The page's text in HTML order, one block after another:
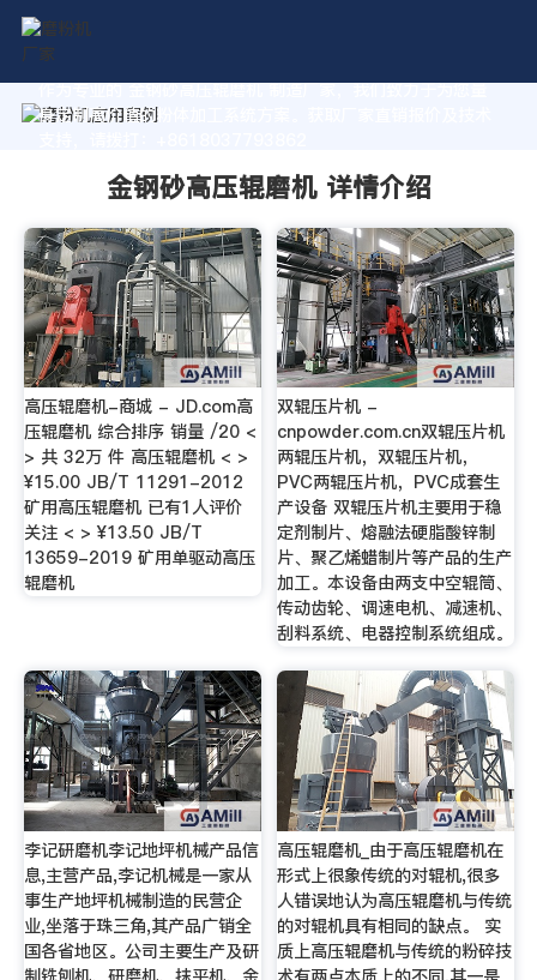
作为专业的 金钢砂高压辊磨机 制造厂家，我们致力于为您量
身定制高价值的粉体加工系统方案。获取厂家直销报价及技术
金钢砂高压辊磨机 详情介绍
高压辊磨机-商城 - JD.com高
压辊磨机 综合排序 销量 /20 <
> 共 32万 件 高压辊磨机 < >
¥15.00 JB/T 11291-2012
矿用高压辊磨机 已有1人评价
关注 < > ¥13.50 JB/T
13659-2019 矿用单驱动高压
辊磨机
双辊压片机 -
cnpowder.com.cn双辊压片机
两辊压片机，双辊压片机，
PVC两辊压片机，PVC成套生
产设备 双辊压片机主要用于稳
定剂制片、熔融法硬脂酸锌制
片、聚乙烯蜡制片等产品的生产
加工。本设备由两支中空辊筒、
传动齿轮、调速电机、减速机、
刮料系统、电器控制系统组成。
李记研磨机李记地坪机械产品信
息,主营产品,李记机械是一家从
事生产地坪机械制造的民营企
业,坐落于珠三角,其产品广销全
国各省地区。公司主要生产及研
高压辊磨机_由于高压辊磨机在
形式上很象传统的对辊机,很多
人错误地认为高压辊磨机与传统
的对辊机具有相同的缺点。 实
质上高压辊磨机与传统的粉碎技